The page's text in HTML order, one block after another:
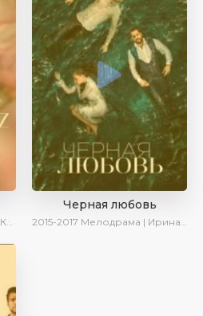
Черная любовь
2015-2017 Мелодрама | Ирина Котова